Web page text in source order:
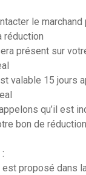
le
réduction
présent sur
valable 15 jours
qu’il est
bon de
proposé dans